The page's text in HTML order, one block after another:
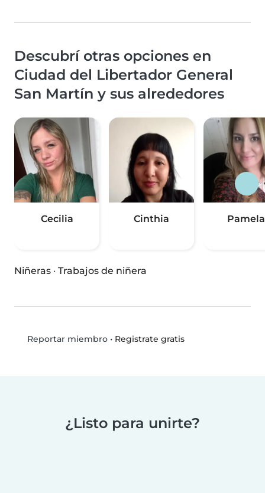
Descubrí otras opciones en
Ciudad del Libertador General
San Martín y sus alrededores
Cecilia Cinthia Pamela
Niñeras · Trabajos de niñera
Reportar miembro• Registrate gratis
¿Listo para unirte?